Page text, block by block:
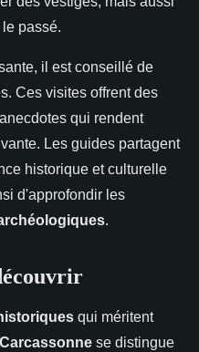
passé.
il est conseillé de
Ces visites offrent des
qui rendent
Les guides partagent
historique et culturelle
d'approfondir les
.
qui méritent
Carcassonne se distingue